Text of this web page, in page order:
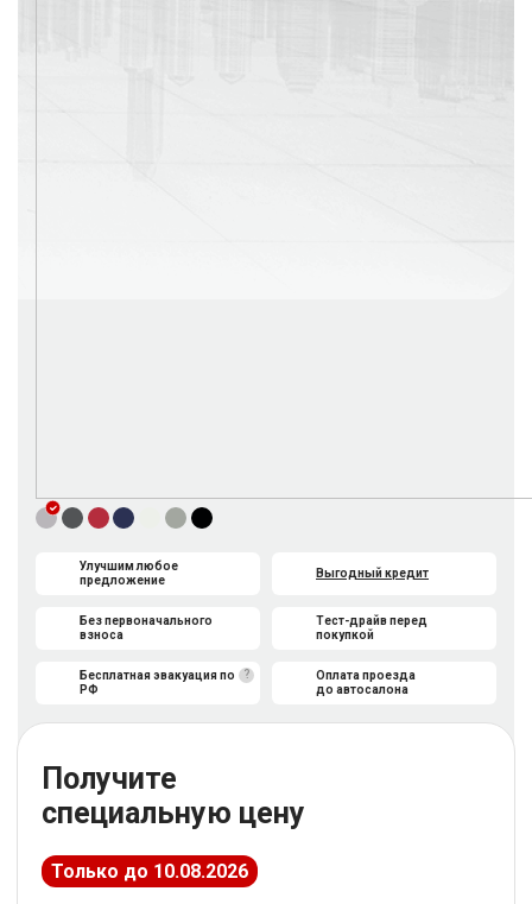
Улучшим любое
предложение
Без первоначального
взноса
Выгодный кредит
Тест-драйв перед
покупкой
?
Бесплатная эвакуация по
РФ
Оплата проезда
до автосалона
Получите
специальную цену
Только до 10.08.2026